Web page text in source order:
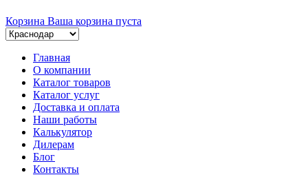
Корзина Ваша корзина пуста
Главная
О компании
Каталог товаров
Каталог услуг
Доставка и оплата
Наши работы
Калькулятор
Дилерам
Блог
Контакты